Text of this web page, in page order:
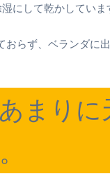
にして乾かしていま
おらず、ベランダに
まりに